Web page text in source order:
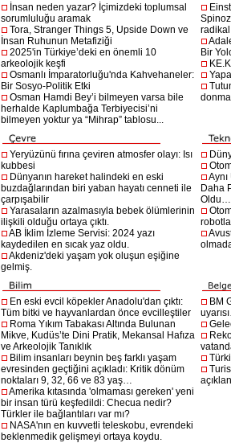
İnsan neden yazar? İçimizdeki toplumsal
sorumluluğu aramak
Tora, Stranger Things 5, Upside Down ve
İnsan Ruhunun Metafiziği
2025'in Türkiye’deki en önemli 10
arkeolojik keşfi
Osmanlı İmparatorluğu'nda Kahvehaneler:
Bir Sosyo-Politik Etki
Osman Hamdi Bey’i bilmeyen varsa bile
herhalde Kaplumbağa Terbiyecisi’ni
bilmeyen yoktur ya “Mihrap” tablosu...
Bir
Yeryüzünü fırına çeviren atmosfer olayı: Isı
kubbesi
Dünyanın hareket halindeki en eski
buzdağlarından biri yaban hayatı cenneti ile
çarpışabilir
Yarasaların azalmasıyla bebek ölümlerinin
ilişkili olduğu ortaya çıktı.
AB İklim İzleme Servisi: 2024 yazı
kaydedilen en sıcak yaz oldu.
Akdeniz'deki yaşam yok oluşun eşiğine
gelmiş.
Daha
Oldu…
En eski evcil köpekler Anadolu'dan çıktı:
Tüm bitki ve hayvanlardan önce evcilleştiler
Roma Yıkım Tabakası Altında Bulunan
Mikve, Kudüs’te Dini Pratik, Mekansal Hafıza
ve Arkeolojik Tanıklık
Bilim insanları beynin beş farklı yaşam
evresinden geçtiğini açıkladı: Kritik dönüm
noktaları 9, 32, 66 ve 83 yaş…
Amerika kıtasında 'olmaması gereken' yeni
bir insan türü keşfedildi: Checua nedir?
Türkler ile bağlantıları var mı?
NASA'nın en kuvvetli teleskobu, evrendeki
beklenmedik gelişmeyi ortaya koydu.
BM